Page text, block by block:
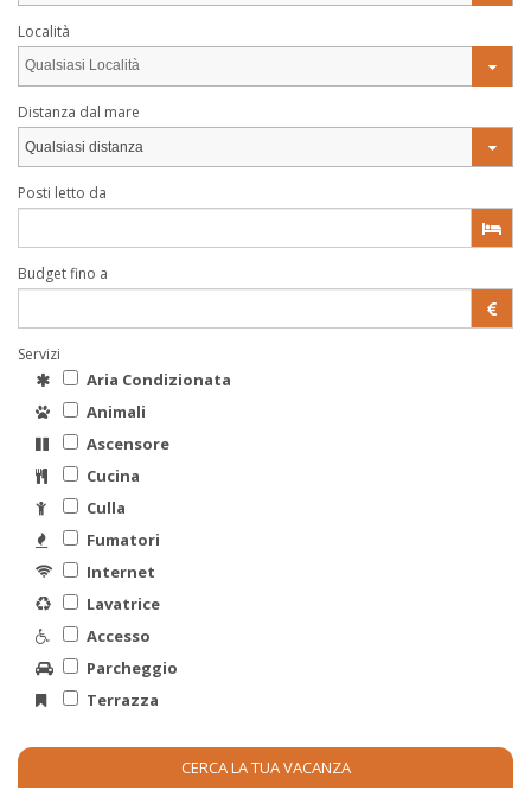
Località
Qualsiasi Località
Distanza dal mare
Qualsiasi distanza
Posti letto da
Budget fino a
Servizi
Aria Condizionata
Animali
Ascensore
Cucina
Culla
Fumatori
Internet
Lavatrice
Accesso
Parcheggio
Terrazza